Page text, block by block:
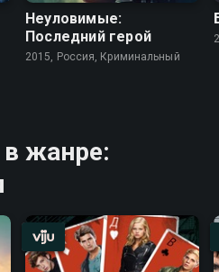
Неуловимые:
Последний герой
2015, Россия, Криминальный
жанре: